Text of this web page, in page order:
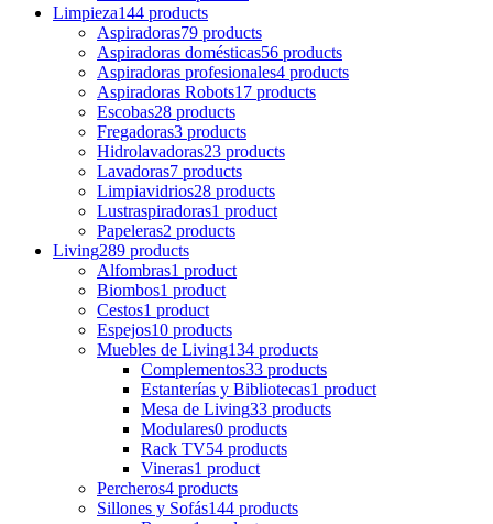
Limpieza144 products
Aspiradoras79 products
Aspiradoras domésticas56 products
Aspiradoras profesionales4 products
Aspiradoras Robots17 products
Escobas28 products
Fregadoras3 products
Hidrolavadoras23 products
Lavadoras7 products
Limpiavidrios28 products
Lustraspiradoras1 product
Papeleras2 products
Living289 products
Alfombras1 product
Biombos1 product
Cestos1 product
Espejos10 products
Muebles de Living134 products
Complementos33 products
Estanterías y Bibliotecas1 product
Mesa de Living33 products
Modulares0 products
Rack TV54 products
Vineras1 product
Percheros4 products
Sillones y Sofás144 products